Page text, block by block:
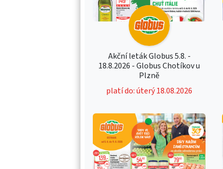
Akční leták Globus 5.8. -
18.8.2026 - Globus Chotíkov u
Plzně
platí do: úterý 18.08.2026